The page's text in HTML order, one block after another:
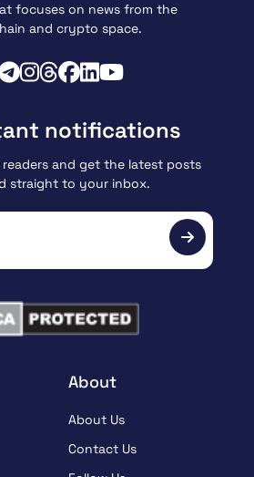
focuses on news from the
and crypto space.
About
About Us
Contact Us
notifications
and get the latest posts
straight to your inbox.